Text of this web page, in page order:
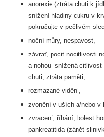
anorexie (ztráta chuti k
snížení hladiny cukru v
pokračujte v pečlivém
noční můry, nespavost,
závrať, pocit necitlivosti
a nohou, snížená citlivost
chuti, ztráta paměti,
rozmazané vidění,
zvonění v uších a/nebo v
zvracení, říhání, bolest
pankreatitida (zánět